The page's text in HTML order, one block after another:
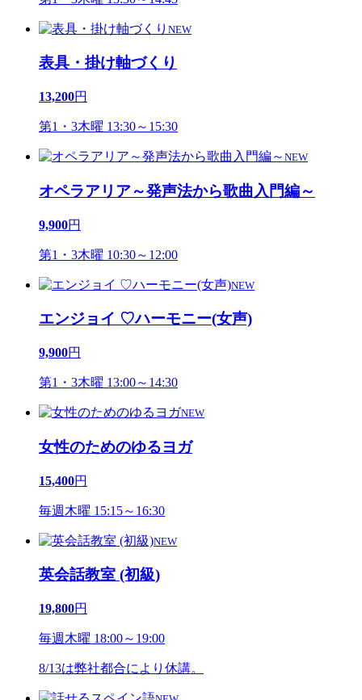
NEW
表具・掛け軸づくり
13,200円
第1・3木曜 13:30～15:30
NEW
オペラアリア～発声法から歌曲入門編～
9,900円
第1・3木曜 10:30～12:00
NEW
エンジョイ ♡ハーモニー(女声)
9,900円
第1・3木曜 13:00～14:30
NEW
女性のためのゆるヨガ
15,400円
毎週木曜 15:15～16:30
NEW
英会話教室 (初級)
19,800円
毎週木曜 18:00～19:00
8/13は弊社都合により休講。